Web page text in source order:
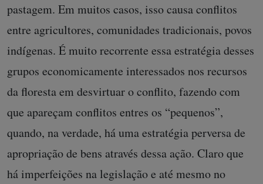
pastagem. Em muitos casos, isso causa conflitos
entre agricultores, comunidades tradicionais, povos
indígenas. É muito recorrente essa estratégia desses
grupos economicamente interessados nos recursos
da floresta em desvirtuar o conflito, fazendo com
que apareçam conflitos entres os “pequenos”,
quando, na verdade, há uma estratégia perversa de
apropriação de bens através dessa ação. Claro que
há imperfeições na legislação e até mesmo no